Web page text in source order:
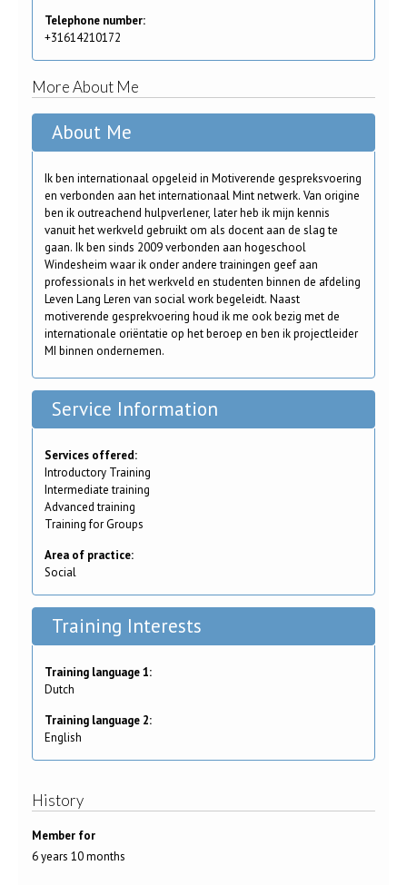
Telephone number:
+31614210172
More About Me
About Me
Ik ben internationaal opgeleid in Motiverende gespreksvoering
en verbonden aan het internationaal Mint netwerk. Van origine
ben ik outreachend hulpverlener, later heb ik mijn kennis
vanuit het werkveld gebruikt om als docent aan de slag te
gaan. Ik ben sinds 2009 verbonden aan hogeschool
Windesheim waar ik onder andere trainingen geef aan
professionals in het werkveld en studenten binnen de afdeling
Leven Lang Leren van social work begeleidt. Naast
motiverende gesprekvoering houd ik me ook bezig met de
internationale oriëntatie op het beroep en ben ik projectleider
MI binnen ondernemen.
Service Information
Services offered:
Introductory Training
Intermediate training
Advanced training
Training for Groups
Area of practice:
Social
Training Interests
Training language 1:
Dutch
Training language 2:
English
History
Member for
6 years 10 months